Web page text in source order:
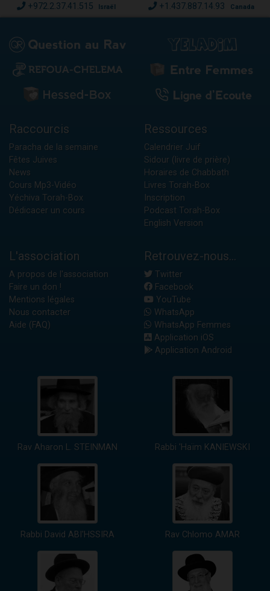
+972.2.37.41.515 Israël +1.437.887.14.93 Canada
Raccourcis
Paracha de la semaine
Fêtes Juives
News
Cours Mp3-Vidéo
Yéchiva Torah-Box
Dédicacer un cours
Ressources
Calendrier Juif
Sidour (livre de prière)
Horaires de Chabbath
Livres Torah-Box
Inscription
Podcast Torah-Box
English Version
L'association
A propos de l'association
Faire un don !
Mentions légales
Nous contacter
Aide (FAQ)
Retrouvez-nous...
Twitter
Facebook
YouTube
WhatsApp
WhatsApp Femmes
Application iOS
Application Android
Rav Aharon L. STEINMAN Rabbi 'Haïm KANIEWSKI
Rabbi David ABI'HSSIRA Rav Chlomo AMAR